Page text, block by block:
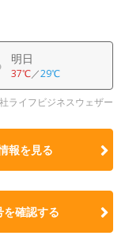
明日
37℃／29℃
ライフビジネスウェザー
報を見る
確認する